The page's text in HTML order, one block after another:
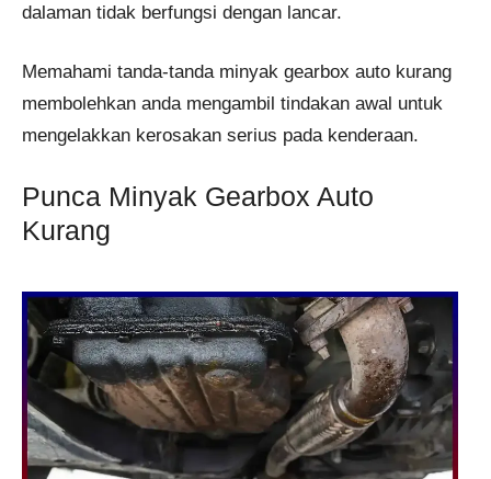
dalaman tidak berfungsi dengan lancar.
Memahami tanda-tanda minyak gearbox auto kurang
membolehkan anda mengambil tindakan awal untuk
mengelakkan kerosakan serius pada kenderaan.
Punca Minyak Gearbox Auto
Kurang